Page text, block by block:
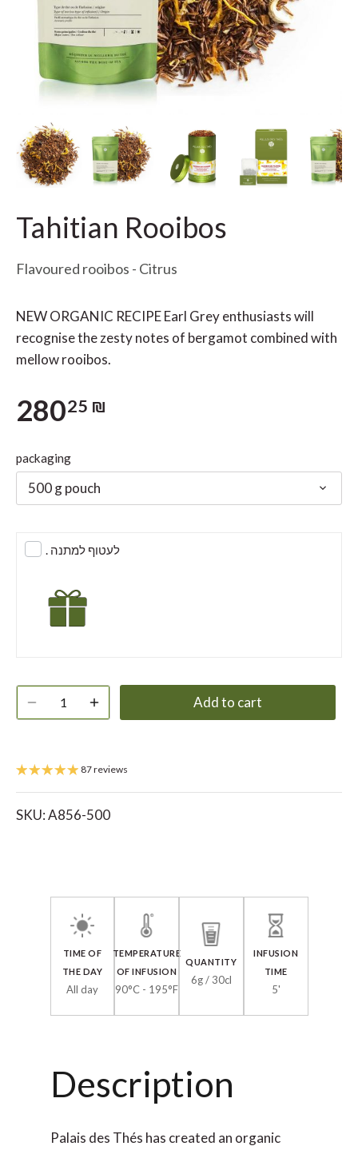
Tahitian Rooibos
Flavoured rooibos - Citrus
NEW ORGANIC RECIPE Earl Grey enthusiasts will
recognise the zesty notes of bergamot combined with
mellow rooibos.
28025 ₪
packaging
500 g pouch
. לעטוף למתנה
Add to cart
87 reviews
SKU:A856-500
TIME OF
THE DAY
All day
TEMPERATURE
OF INFUSION
90°C - 195°F
QUANTITY
6g / 30cl
INFUSION
TIME
5'
Description
Palais des Thés has created an organic